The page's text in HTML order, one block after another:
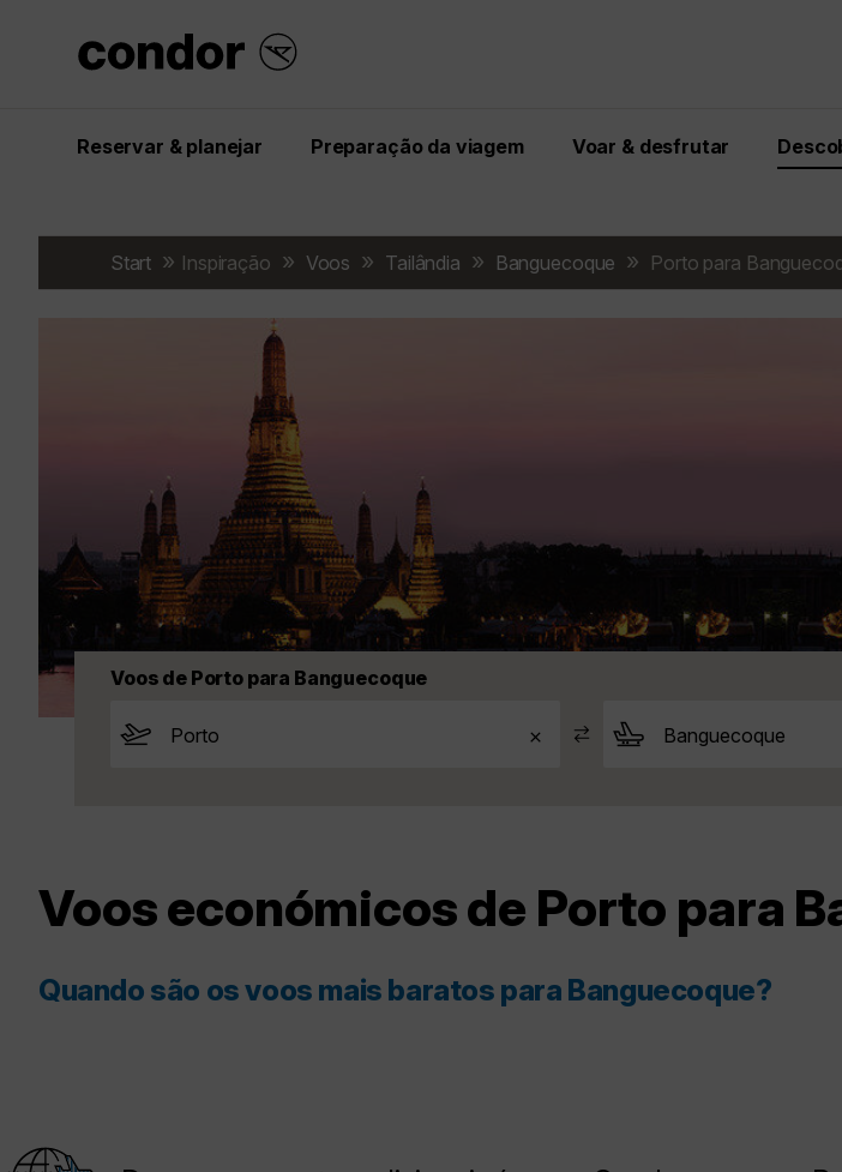
Reservar & planejar Preparação da viagem Voar & desfrutar
Start Inspiração Voos Tailândia Banguecoque Porto para
Voos de Porto para Banguecoque
Voos económicos de Porto para
Quando são os voos mais baratos para Banguecoque?